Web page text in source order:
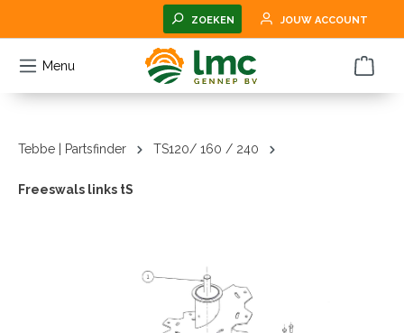
ZOEKEN JOUW ACCOUNT
Menu
Tebbe | Partsfinder TS120/ 160 / 240
Freeswals links tS